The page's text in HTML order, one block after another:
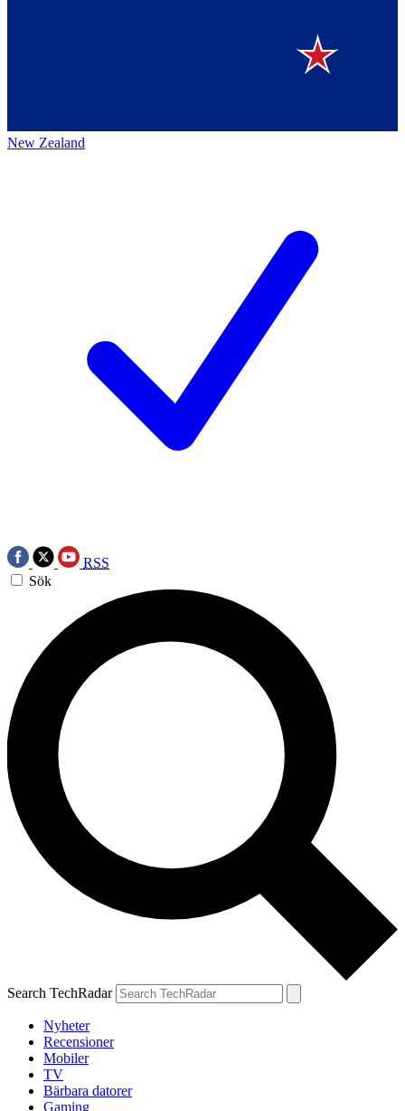
New Zealand
RSS
Sök
Search TechRadar
Nyheter
Recensioner
Mobiler
TV
Bärbara datorer
Gaming